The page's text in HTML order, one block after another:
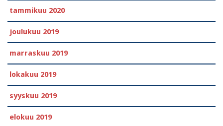
tammikuu 2020
joulukuu 2019
marraskuu 2019
lokakuu 2019
syyskuu 2019
elokuu 2019